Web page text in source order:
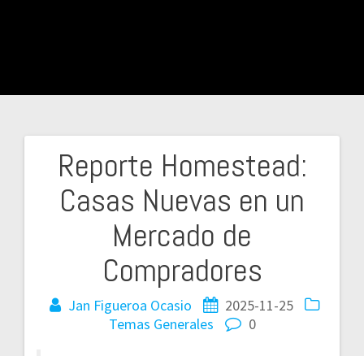
Reporte Homestead:
Casas Nuevas en un
Mercado de
Compradores
Jan Figueroa Ocasio
2025-11-25
Temas Generales
0
Navegación
entradas